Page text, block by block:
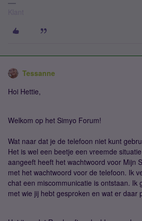
Tessanne
Hoi Hettie,
Welkom op het Simyo Forum!
Wat naar dat je de telefoon niet kunt
Het is wel een beetje een vreemde
aangeeft heeft het wachtwoord voor Mijn
met het wachtwoord voor de telefoon. Ik
chat een miscommunicatie is ontstaan. Ik
met wie jij hebt gesproken en wat er daar